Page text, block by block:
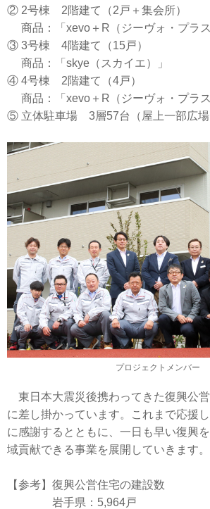
② 2号棟 2階建て（2戸＋集会所）
商品：「xevo＋R（ジーヴォ・プラス
③ 3号棟 4階建て（15戸）
商品：「skye（スカイエ）」
④ 4号棟 2階建て（4戸）
商品：「xevo＋R（ジーヴォ・プラス
⑤ 立体駐車場 3層57台（屋上一部広場
プロジェクトメンバー
東日本大震災後携わってきた復興公
に差し掛かっています。これまで応援
に感謝するとともに、一日も早い復興
域貢献できる事業を展開していきます。
【参考】復興公営住宅の建設数
岩手県：5,964戸